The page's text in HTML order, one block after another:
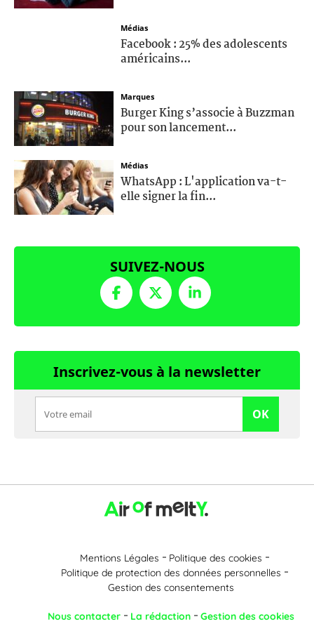
Médias
Facebook : 25% des adolescents
américains...
Marques
Burger King s’associe à Buzzman
pour son lancement...
Médias
WhatsApp : L'application va-t-
elle signer la fin...
SUIVEZ-NOUS
Inscrivez-vous à la newsletter
OK
Mentions Légales
Politique des cookies
Politique de protection des données personnelles
Gestion des consentements
Nous contacter La rédaction Gestion des cookies